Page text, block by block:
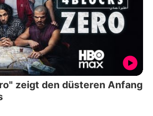
zeigt den düsteren Anfang